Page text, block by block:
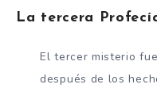
La tercera
El tercer misterio
después de los